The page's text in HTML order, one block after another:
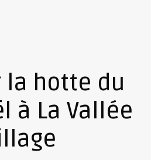
la hotte du
à La Vallée